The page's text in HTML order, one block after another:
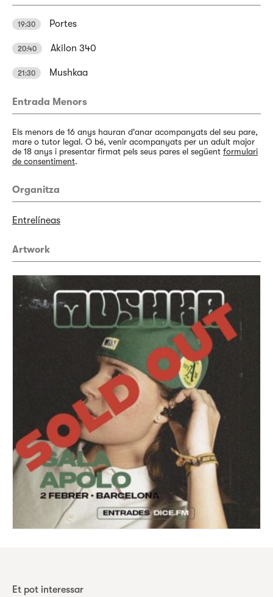
19:30 Portes
20:40 Akilon 340
21:30 Mushkaa
Entrada Menors
Els menors de 16 anys hauran d'anar acompanyats del seu pare,
mare o tutor legal. O bé, venir acompanyats per un adult major
de 18 anys i presentar firmat pels seus pares el següent formulari
de consentiment.
Organitza
Entrelíneas
Artwork
Et pot interessar